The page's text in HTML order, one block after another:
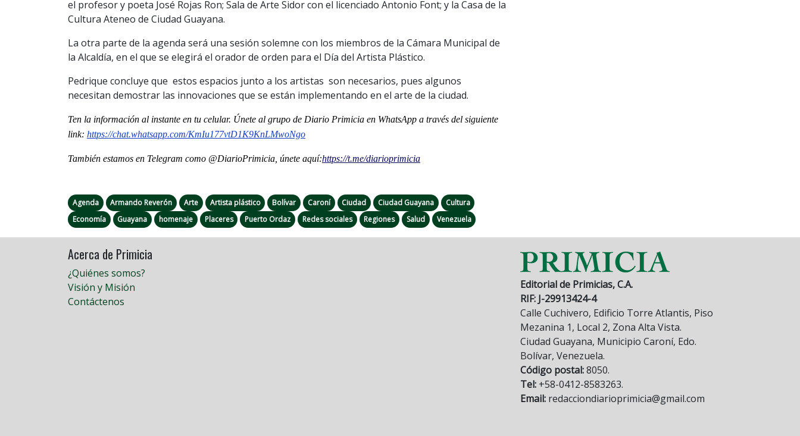
el profesor y poeta José Rojas Ron; Sala de Arte Sidor con el licenciado Antonio Font; y la Casa de la
Cultura Ateneo de Ciudad Guayana.
La otra parte de la agenda será una sesión solemne con los miembros de la Cámara Municipal de
la Alcaldía, en el que se elegirá el orador de orden para el Día del Artista Plástico.
Pedrique concluye que estos espacios junto a los artistas son necesarios, pues algunos
necesitan demostrar las innovaciones que se están implementando en el arte de la ciudad.
Ten la información al instante en tu celular. Únete al grupo de Diario Primicia en WhatsApp a través del siguiente
link: https://chat.whatsapp.com/KmIu177vtD1K9KnLMwoNgo
También estamos en Telegram como @DiarioPrimicia, únete aquí:https://t.me/diarioprimicia
Agenda Armando Reverón Arte Artista plástico Bolívar Caroní Ciudad Ciudad Guayana
Cultura
Economía
Guayana homenaje Placeres Puerto Ordaz Redes sociales Regiones Salud Venezuela
Acerca de Primicia
¿Quiénes somos?
Visión y Misión
Contáctenos
Editorial de Primicias, C.A.
RIF: J-29913424-4
Calle Cuchivero, Edificio Torre Atlantis, Piso
Mezanina 1, Local 2, Zona Alta Vista.
Ciudad Guayana, Municipio Caroní, Edo.
Bolívar, Venezuela.
Código postal:8050.
Tel: +58-0412-8583263.
Email: redacciondiarioprimicia@gmail.com